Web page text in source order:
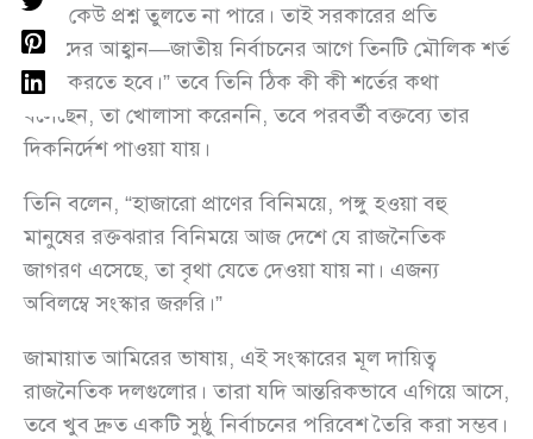
যাতে কেউ প্রশ্ন তুলতে না পারে। তাই সরকারের প্রতি
আমাদের আহ্বান—জাতীয় নির্বাচনের আগে তিনটি মৌলিক শর্ত
পূরণ করতে হবে।” তবে তিনি ঠিক কী কী শর্তের কথা
বলেছেন, তা খোলাসা করেননি, তবে পরবর্তী বক্তব্যে তার
দিকনির্দেশ পাওয়া যায়।
তিনি বলেন, “হাজারো প্রাণের বিনিময়ে, পঙ্গু হওয়া বহু
মানুষের রক্তঝরার বিনিময়ে আজ দেশে যে রাজনৈতিক
জাগরণ এসেছে, তা বৃথা যেতে দেওয়া যায় না। এজন্য
অবিলম্বে সংস্কার জরুরি।”
জামায়াত আমিরের ভাষায়, এই সংস্কারের মূল দায়িত্ব
রাজনৈতিক দলগুলোর। তারা যদি আন্তরিকভাবে এগিয়ে আসে,
তবে খুব দ্রুত একটি সুষ্ঠু নির্বাচনের পরিবেশ তৈরি করা সম্ভব।